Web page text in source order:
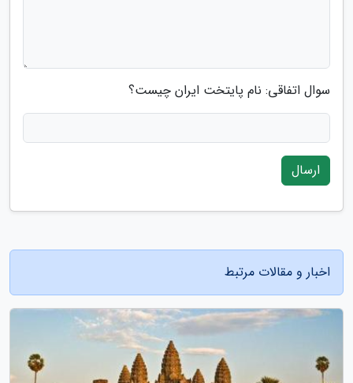
سوال اتفاقی: نام پایتخت ایران چیست؟
ارسال
اخبار و مقالات مرتبط